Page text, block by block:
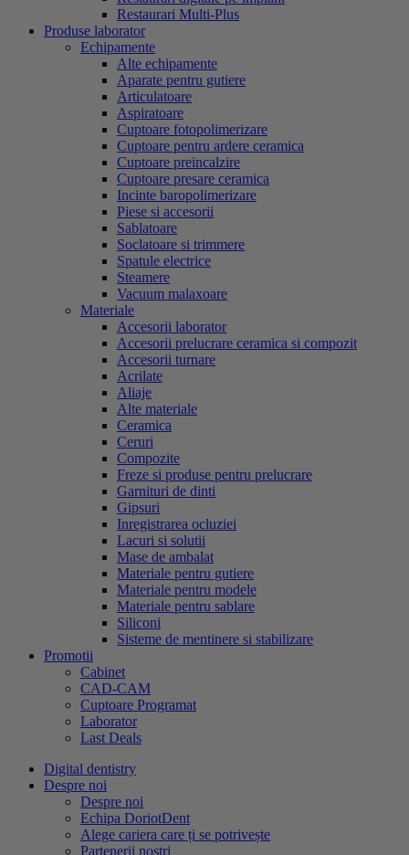
Restaurari Multi-Plus
Produse laborator
Echipamente
Alte echipamente
Aparate pentru gutiere
Articulatoare
Aspiratoare
Cuptoare fotopolimerizare
Cuptoare pentru ardere ceramica
Cuptoare preincalzire
Cuptoare presare ceramica
Incinte baropolimerizare
Piese si accesorii
Sablatoare
Soclatoare si trimmere
Spatule electrice
Steamere
Vacuum malaxoare
Materiale
Accesorii laborator
Accesorii prelucrare ceramica si compozit
Accesorii turnare
Acrilate
Aliaje
Alte materiale
Ceramica
Ceruri
Compozite
Freze si produse pentru prelucrare
Garnituri de dinti
Gipsuri
Inregistrarea ocluziei
Lacuri si solutii
Mase de ambalat
Materiale pentru gutiere
Materiale pentru modele
Materiale pentru sablare
Siliconi
Sisteme de mentinere si stabilizare
Promotii
Cabinet
CAD-CAM
Cuptoare Programat
Laborator
Last Deals
Digital dentistry
Despre noi
Despre noi
Echipa DoriotDent
Alege cariera care ți se potrivește
Partenerii noștri